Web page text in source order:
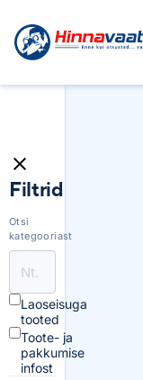
Filtrid
Otsi
kategooriast
Laoseisuga
tooted
Toote- ja
pakkumise
infost